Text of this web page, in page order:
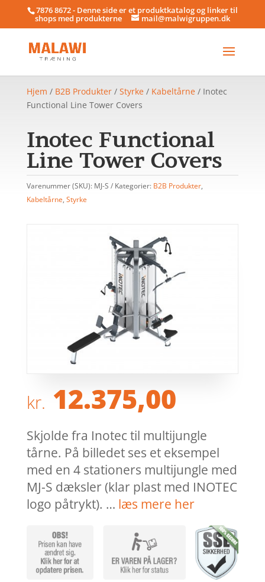
7876 8672 - Denne side er et produktkatalog og linker til
shops med produkterne mail@malwigruppen.dk
Hjem / B2B Produkter/ Styrke/ Kabeltårne/ Inotec
Functional Line Tower Covers
Inotec Functional
Line Tower Covers
Varenummer (SKU): MJ-S Kategorier: B2B Produkter,
Kabeltårne, Styrke
kr. 12.375,00
Skjolde fra Inotec til multijungle
tårne. På billedet ses et eksempel
med en 4 stationers multijungle med
MJ-S dæksler (klar plast med INOTEC
logo påtrykt). … læs mere her